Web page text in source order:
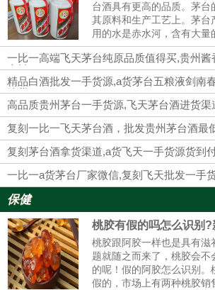
台酒具有更高的品质。茅台
其原料和生产工艺上。茅台
用的水是赤水河，含有大量
糯高粱，其曲独特，不易传
茅台酒要五年后才能卖。这
纯正。精品茅台五粮液一手
供应复刻飞天茅台酒的知名
一比一高端飞天茅台纯原品质值得买,贵州酱
直销
精品白酒批发一手货源,a货茅台五粮液剑南
验货
高品质贵州茅台一手货源,飞天茅台酒进货渠
复刻一比一飞天茅台酒，批发贵州茅台酒最
复刻茅台酒拿货渠道,a货飞天一手货源货到
一比一a货茅台厂家微信,复刻飞天批发一手
保健
桃胶有假的吗怎么识别
桃胶跟阿胶一样也是具有滋
题就随之而来了，桃胶会不
的呢！假的阿胶怎么识别。
假的，市场上有两种桃胶销